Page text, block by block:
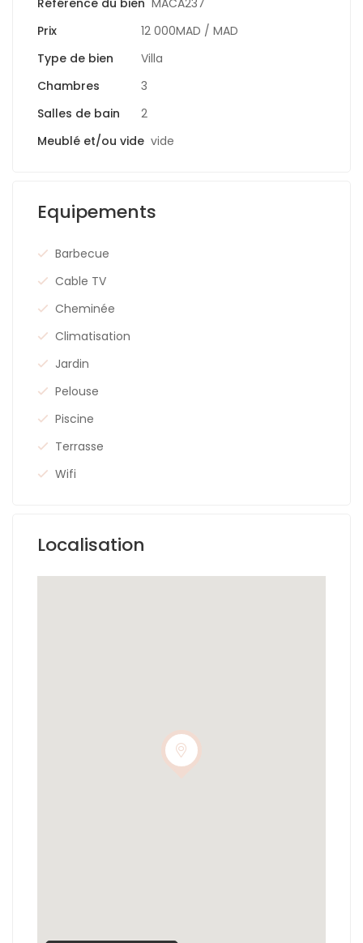
Référence du bien MACA237
Prix
12 000MAD / MAD
Type de bien
Villa
Chambres
3
Salles de bain
2
Meublé et/ou vide vide
Equipements
Barbecue
Cable TV
Cheminée
Climatisation
Jardin
Pelouse
Piscine
Terrasse
Wifi
Localisation